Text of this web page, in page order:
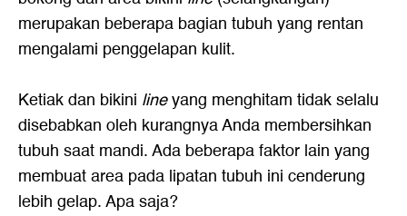
merupakan beberapa bagian tubuh yang rentan
mengalami penggelapan kulit.
Ketiak dan bikini lineyang menghitam tidak selalu
disebabkan oleh kurangnya Anda membersihkan
tubuh saat mandi. Ada beberapa faktor lain yang
membuat area pada lipatan tubuh ini cenderung
lebih gelap. Apa saja?